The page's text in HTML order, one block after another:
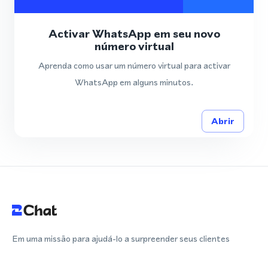
Activar WhatsApp em seu novo
número virtual
Aprenda como usar um número virtual para activar
WhatsApp em alguns minutos.
Abrir
Em uma missão para ajudá-lo a surpreender seus clientes